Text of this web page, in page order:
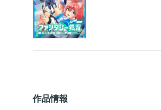
作品情報